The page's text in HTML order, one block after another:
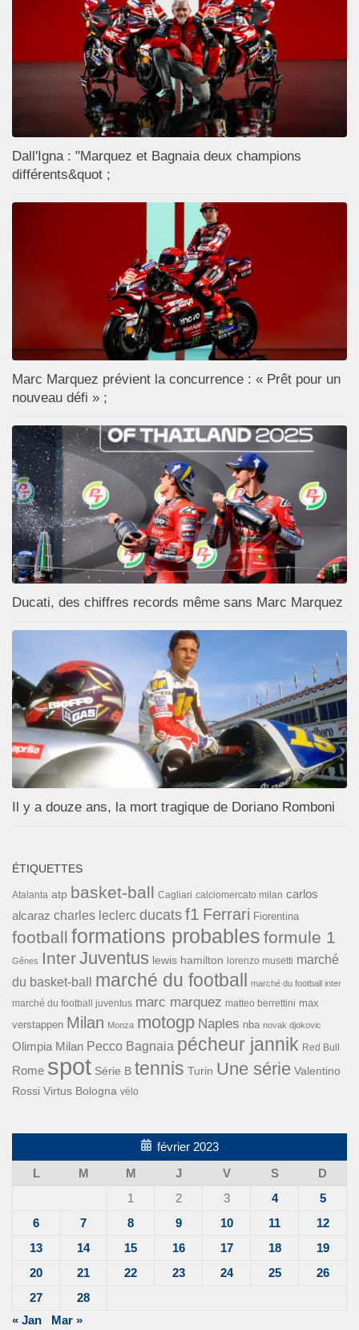
Dall'Igna : "Marquez et Bagnaia deux champions
différents&quot ;
Marc Marquez prévient la concurrence : « Prêt pour un
nouveau défi » ;
Ducati, des chiffres records même sans Marc Marquez
Il y a douze ans, la mort tragique de Doriano Romboni
ÉTIQUETTES
Atalanta atp basket-ball Cagliari calciomercato milan carlos
alcaraz charles leclerc ducats f1 Ferrari Fiorentina
football formations probables formule 1
Gênes InterJuventus lewis hamilton lorenzo musetti marché
du basket-ball
marché du football marché du football inter
marché du football juventus marc marquez matteo berrettini max
verstappen Milan Monza motogp Naples nba novak djokovic
Olimpia Milan Pecco Bagnaia pécheur jannik Red Bull
Rome spot Série B tennis Turin Une série Valentino
Rossi Virtus Bologna vélo
février 2023
L
M M J V S
D
1
2 3 4
5
6
7 8 9 10 11
12
13
14 15 16 17 18
19
20
21 22 23 24 25
26
27
28
« Jan
Mar »